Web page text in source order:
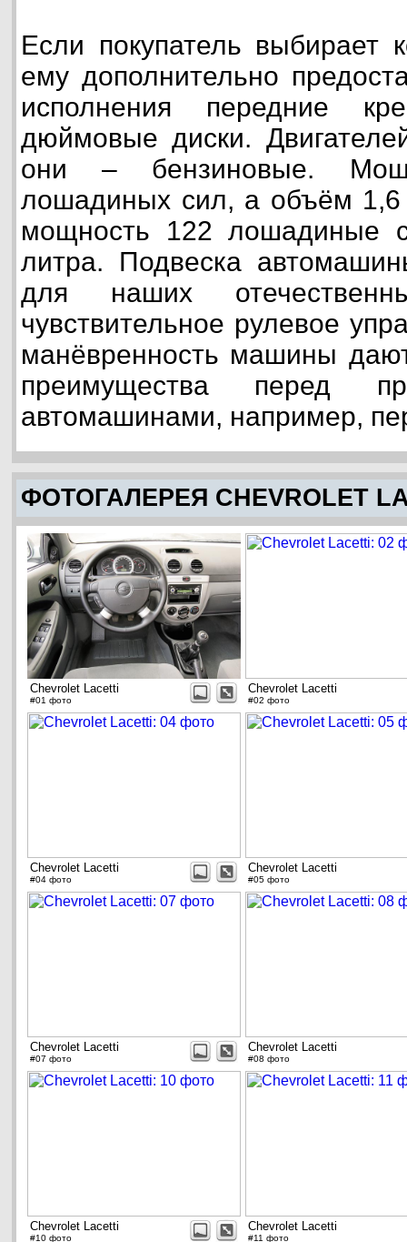
Если покупатель выбирает
ему дополнительно
исполнения передние
дюймовые диски.
они – бензиновые.
лошадиных сил, а объём 1,6
мощность 122 лошадиные
литра. Подвеска
для наших
чувствительное рулевое
манёвренность машины
преимущества перед
автомашинами, например,
ФОТОГАЛЕРЕЯ CHEVROLET
Chevrolet Lacetti
#01 фото
Chevrolet Lacetti
#02 фото
Chevrolet Lacetti
#04 фото
Chevrolet Lacetti
#05 фото
Chevrolet Lacetti
#07 фото
Chevrolet Lacetti
#08 фото
Chevrolet Lacetti
#10 фото
Chevrolet Lacetti
#11 фото